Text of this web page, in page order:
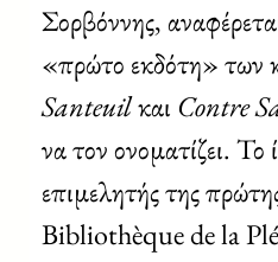
Σορβόννης,
«πρώτο εκδότη» των
Santeuilκαι Contre
να τον ονοματίζει. Το
επιμελητής της
Bibliothèque de la